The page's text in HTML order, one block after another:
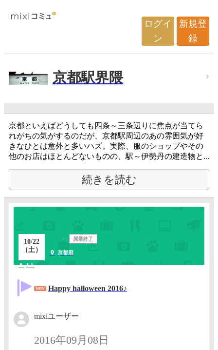
ログイ
ン
新規登
録
京都駅界隈
京都といえばどうしても四条～三条辺りに焦点が当てら
れがちの気がするのだが、京都駅周辺のあの雰囲気が好
きなひとは意外と多いハズ。実際、服のショップやその
他のお店はほとんどないものの、駅～伊勢丹の建造物と...
続きを読む
10/22
（土）
開催終了
京都府
1人
Happy halloween 2016♪
mixiユーザー
2016年09月08日